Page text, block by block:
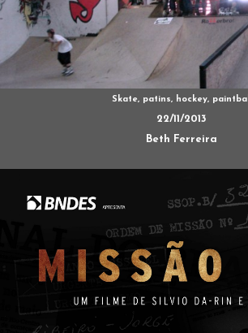
Skate, patins, hockey, paintball
22/11/2013
Beth Ferreira